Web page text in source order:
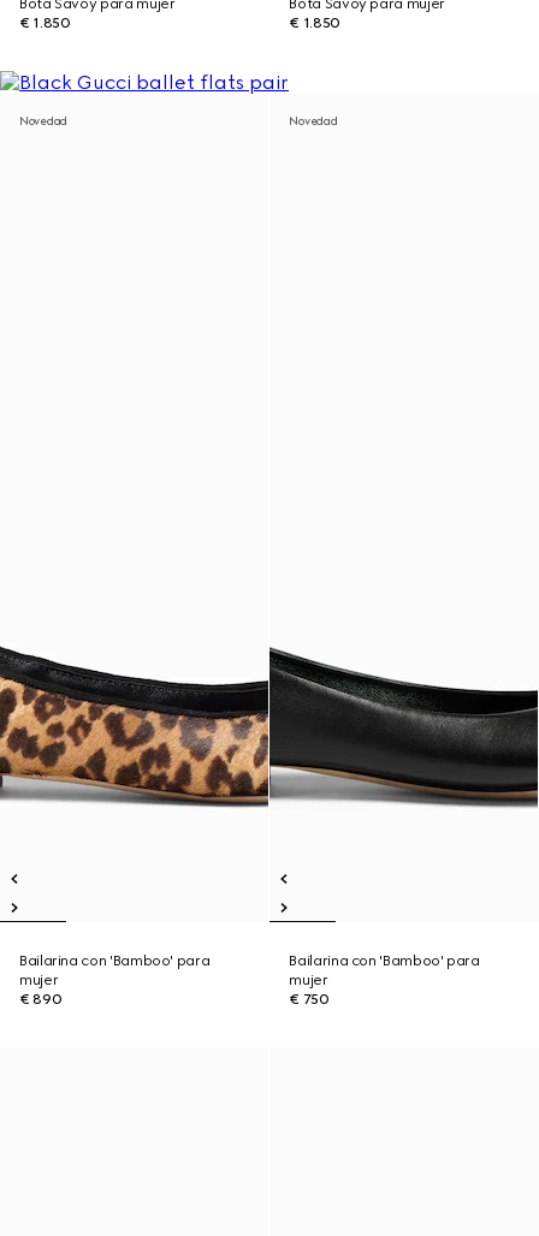
Bota Savoy para mujer
€ 1.850
Bota Savoy para mujer
€ 1.850
Novedad
Bailarina con 'Bamboo' para
mujer
€ 890
Novedad
Bailarina con 'Bamboo' para
mujer
€ 750